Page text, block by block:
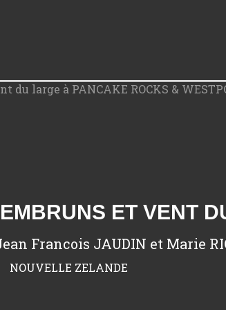
Francois JAUDIN et Marie
NOUVELLE ZELANDE